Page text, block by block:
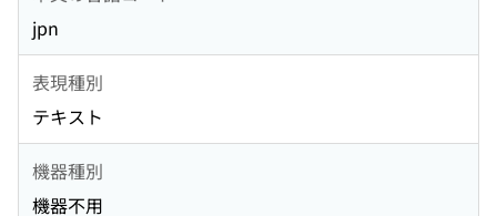
jpn
表現種別
テキスト
機器種別
機器不用